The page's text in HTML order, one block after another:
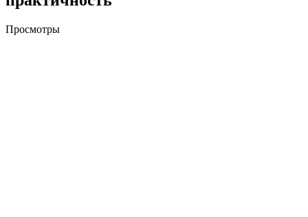
Просмотры